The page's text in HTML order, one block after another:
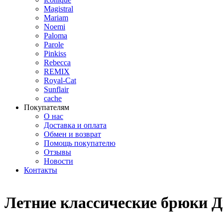
Magistral
Mariam
Noemi
Paloma
Parole
Pinkiss
Rebecca
REMIX
Royal-Cat
Sunflair
cache
Покупателям
О нас
Доставка и оплата
Обмен и возврат
Помощь покупателю
Отзывы
Новости
Контакты
Летние классические брюки